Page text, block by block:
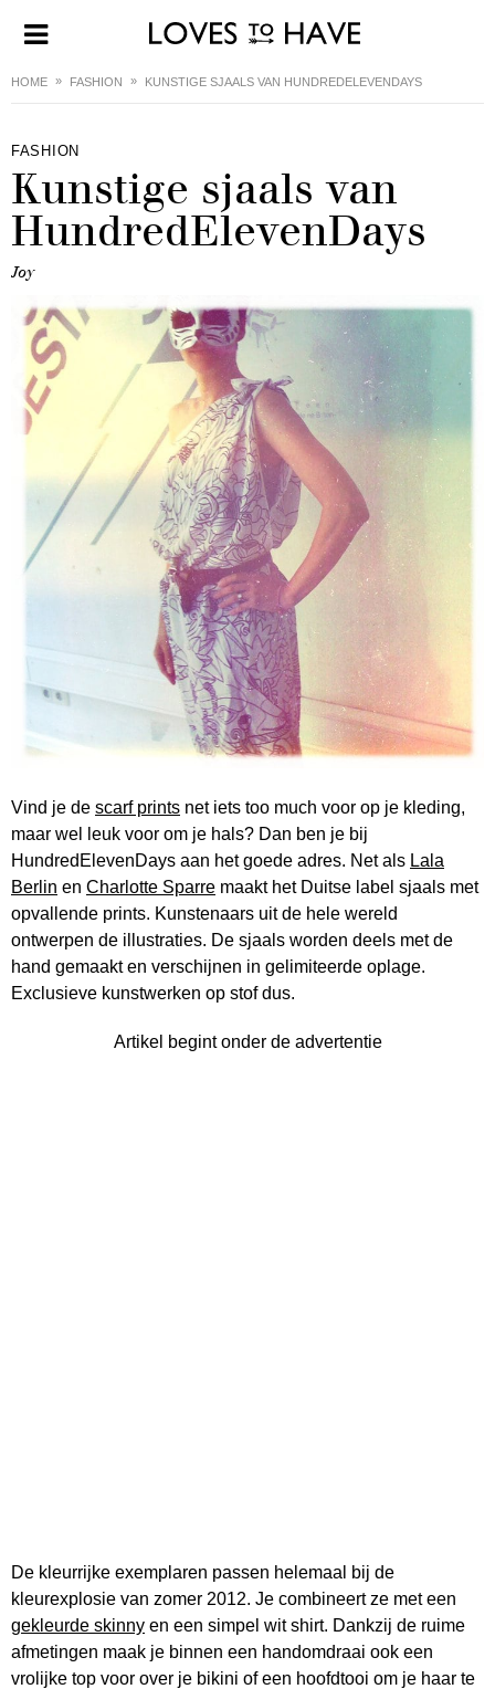
HOME FASHION KUNSTIGE SJAALS VAN HUNDREDELEVENDAYS
FASHION
Kunstige sjaals van
HundredElevenDays
Joy
Vind je de scarf prints net iets too much voor op je kleding,
maar wel leuk voor om je hals? Dan ben je bij
HundredElevenDays aan het goede adres. Net als Lala
Berlin en Charlotte Sparre maakt het Duitse label sjaals met
opvallende prints. Kunstenaars uit de hele wereld
ontwerpen de illustraties. De sjaals worden deels met de
hand gemaakt en verschijnen in gelimiteerde oplage.
Exclusieve kunstwerken op stof dus.
Artikel begint onder de advertentie
De kleurrijke exemplaren passen helemaal bij de
kleurexplosie van zomer 2012. Je combineert ze met een
gekleurde skinny en een simpel wit shirt. Dankzij de ruime
afmetingen maak je binnen een handomdraai ook een
vrolijke top voor over je bikini of een hoofdtooi om je haar te